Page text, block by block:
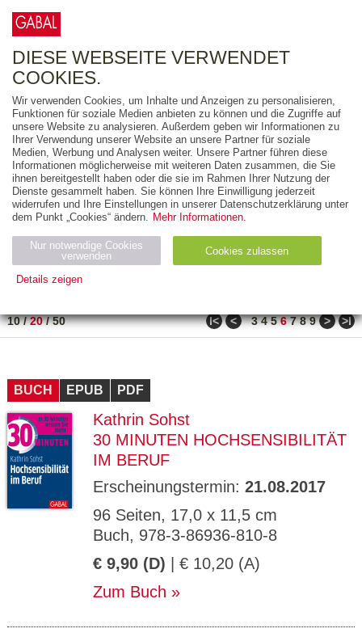
FREITEXT
AUSGABEART
AUS DER REIHE
ZUM THEMA
Neuerscheinung
Bestseller
PREIS
10/20/50 ǀ< < 3 4 5 6 7 8 9 > >ǀ
BUCH EPUB PDF
Kathrin Sohst
30 MINUTEN HOCHSENSIBILITÄT
IM BERUF
Erscheinungstermin: 21.08.2017
96 Seiten, 17,0 x 11,5 cm
Buch, 978-3-86936-810-8
€ 9,90 (D) | € 10,20 (A)
Zum Buch
DIESE WEBSEITE VERWENDET
COOKIES.
Wir verwenden Cookies, um Inhalte und Anzeigen zu personalisieren,
Funktionen für soziale Medien anbieten zu können und die Zugriffe auf
unsere Website zu analysieren. Außerdem geben wir Informationen zu
Ihrer Verwendung unserer Website an unsere Partner für soziale
Medien, Werbung und Analysen weiter. Unsere Partner führen diese
Informationen möglicherweise mit weiteren Daten zusammen, die Sie
ihnen bereitgestellt haben oder die sie im Rahmen Ihrer Nutzung der
Dienste gesammelt haben. Sie können Ihre Einwilligung jederzeit
widerrufen und Ihre Einstellungen in unserer Datenschutzerklärung unter
dem Punkt „Cookies“ ändern. Mehr Informationen.
Nur notwendige Cookies
verwenden
Cookies zulassen
Details zeigen
Name Zweck
Ty
ESSION
_ID
verlag.
de
Session verwendet
GV_CO
OKIES
gabal-
Speichert den Zustimmungsstatus des
Domäne.
ge
T
P